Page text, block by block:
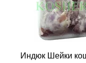
Индюк Шейки